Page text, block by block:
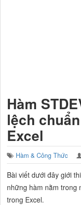
Hàm
lệch
Excel
Hàm & Công Thức
Bài viết dưới đây giới
những hàm nằm trong
trong Excel.